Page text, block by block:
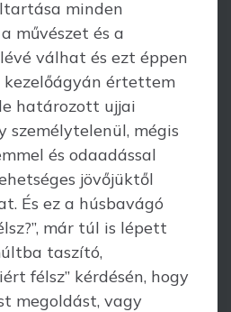
minden
művészet és a
válhat és ezt éppen
kezelőágyán értettem
határozott ujjai
személytelenül, mégis
és odaadással
jövőjüktől
És ez a húsbavágó
már túl is lépett
taszító,
félsz” kérdésén, hogy
megoldást, vagy